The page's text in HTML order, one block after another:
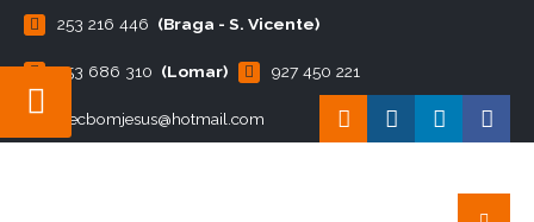
253 216 446 (Braga - S. Vicente)
253 686 310 (Lomar) 927 450 221
ecbomjesus@hotmail.com